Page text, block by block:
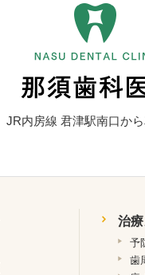
JR内房線 君津駅南口か
治
予
歯